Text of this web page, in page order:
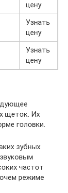
цену
Узнать
цену
Узнать
цену
щеток. Их
головки.
зубных
частот
режиме